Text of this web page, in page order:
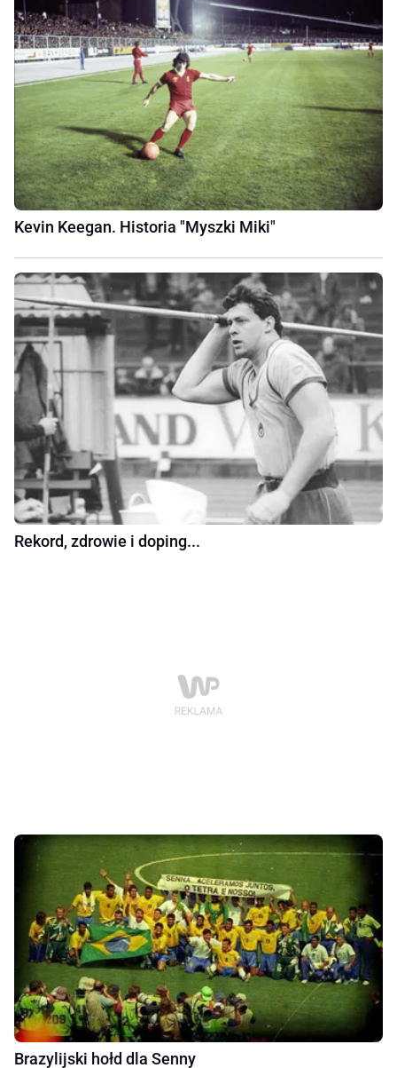
Kevin Keegan. Historia "Myszki Miki"
Rekord, zdrowie i doping...
Brazylijski hołd dla Senny